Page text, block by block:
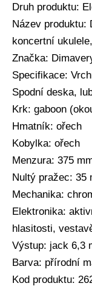
Druh produktu:
Název produktu:
koncertní
Značka:
Specifikace:
Spodní deska,
Krk: gaboon
Hmatník: ořech
Kobylka: ořech
Menzura: 375
Nultý pražec: 35
Mechanika:
Elektronika:
hlasitosti,
Výstup: jack 6,3
Barva: přírodní
Kod produktu: